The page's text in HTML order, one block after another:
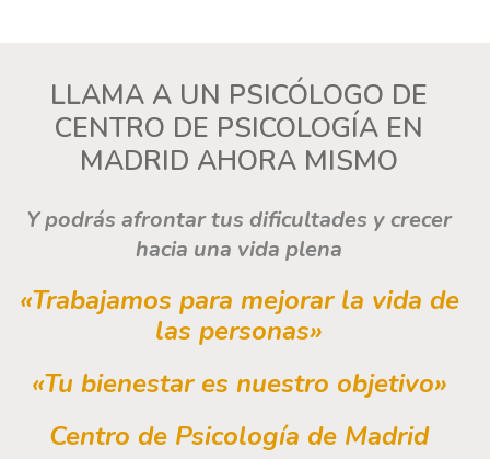
LLAMA A UN PSICÓLOGO DE
CENTRO DE PSICOLOGÍA EN
MADRID AHORA MISMO
Y podrás afrontar tus dificultades y crecer
hacia una vida plena
«Trabajamos para mejorar la vida de
las personas»
«Tu bienestar es nuestro objetivo»
Centro de Psicología de Madrid